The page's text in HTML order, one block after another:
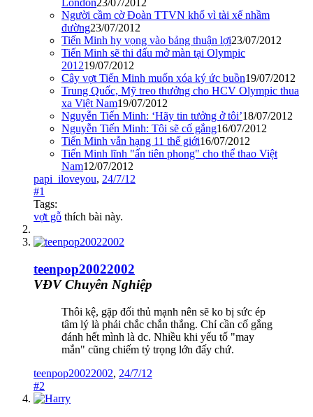
London23/07/2012
Người cầm cờ Đoàn TTVN khổ vì tài xế nhầm
đường23/07/2012
Tiến Minh hy vọng vào bảng thuận lợi23/07/2012
Tiến Minh sẽ thi đấu mở màn tại Olympic
201219/07/2012
Cây vợt Tiến Minh muốn xóa ký ức buồn19/07/2012
Trung Quốc, Mỹ treo thưởng cho HCV Olympic thua
xa Việt Nam19/07/2012
Nguyễn Tiến Minh: ‘Hãy tin tưởng ở tôi’18/07/2012
Nguyễn Tiến Minh: Tôi sẽ cố gắng16/07/2012
Tiến Minh vẫn hạng 11 thế giới16/07/2012
Tiến Minh lĩnh "ấn tiên phong" cho thể thao Việt
Nam12/07/2012
papi_iloveyou, 24/7/12
#1
Tags:
vợt gỗ thích bài này.
teenpop20022002
VĐV Chuyên Nghiệp
Thôi kệ, gặp đối thủ mạnh nên sẽ ko bị sức ép
tâm lý là phải chắc chắn thắng. Chỉ cần cố gắng
đánh hết mình là dc. Nhiều khi yếu tố "may
mắn" cũng chiếm tỷ trọng lớn đấy chứ.
teenpop20022002, 24/7/12
#2